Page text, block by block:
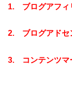
1. ブログアフィ
2. ブログアドセ
3. コンテンツマ